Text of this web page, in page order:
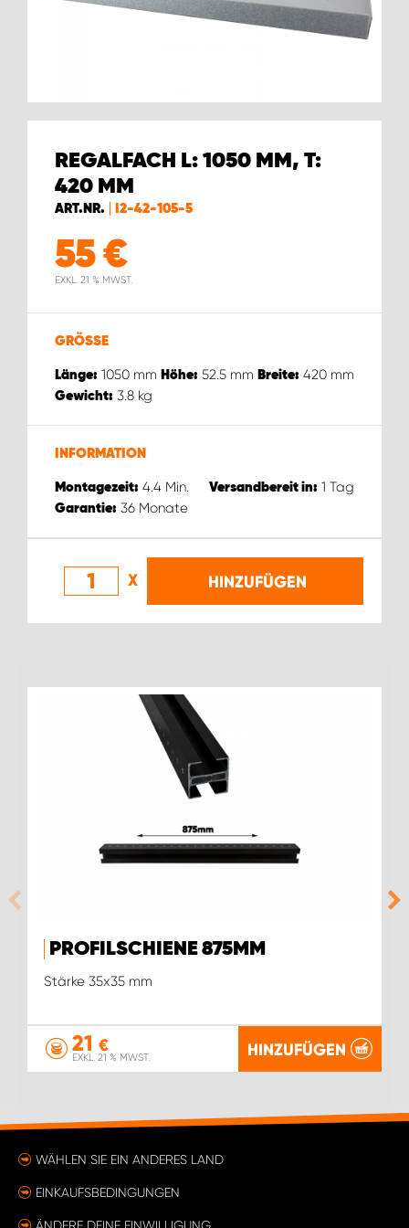
REGALFACH L: 1050 MM, T:
420 MM
ART.NR. I2-42-105-5
55€
EXKL. 21 % MWST.
GRÖSSE
Länge: 1050 mm Höhe: 52.5 mm Breite: 420 mm
Gewicht: 3.8 kg
INFORMATION
Montagezeit: 4.4 Min. Versandbereit in: 1 Tag
Garantie: 36 Monate
X HINZUFÜGEN
PROFILSCHIENE 875MM
Stärke 35x35 mm
21 €
EXKL. 21 % MWST. HINZUFÜGEN
WÄHLEN SIE EIN ANDERES LAND
EINKAUFSBEDINGUNGEN
ÄNDERE DEINE EINWILLIGUNG
WORK SYSTEM BRÜSSEL
WORK SYSTEM WORK SYSTEM BRÜGGE